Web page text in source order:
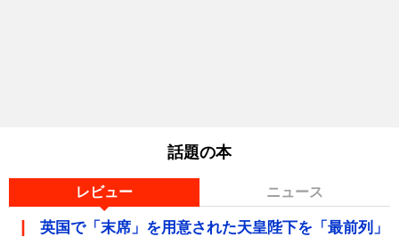
話題の本
レビュー ニュース
英国で「末席」を用意された天皇陛下を「最前列」